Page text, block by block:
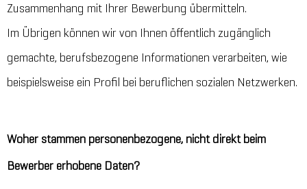
Zusammenhang mit Ihrer Bewerbung übermitteln.
Im Übrigen können wir von Ihnen öffentlich zugänglich
gemachte, berufsbezogene Informationen verarbeiten, wie
beispielsweise ein Profil bei beruflichen sozialen Netzwerken.
Woher stammen personenbezogene, nicht direkt beim
Bewerber erhobene Daten?